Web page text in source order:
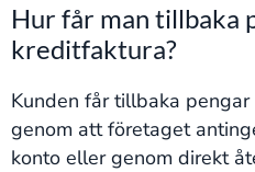
Hur får man tillbaka
kreditfaktura?
Kunden får tillbaka
genom att företaget
konto eller genom direkt